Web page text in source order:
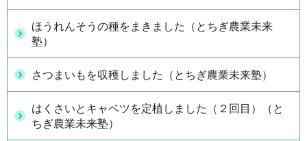
ほうれんそうの種をまきました（とちぎ農業未来
塾）
さつまいもを収穫しました（とちぎ農業未来塾）
はくさいとキャベツを定植しました（２回目）（と
ちぎ農業未来塾）